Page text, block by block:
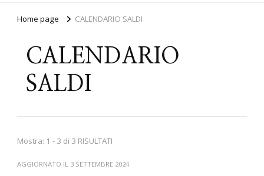
Home page CALENDARIO SALDI
CALENDARIO
SALDI
Mostra: 1 - 3 di 3 RISULTATI
AGGIORNATO IL 3 SETTEMBRE 2024